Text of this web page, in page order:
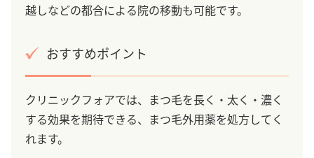
越しなどの都合による院の移動も可能です。
おすすめポイント
クリニックフォアでは、まつ毛を長く・太く・濃く
する効果を期待できる、まつ毛外用薬を処方してく
れます。